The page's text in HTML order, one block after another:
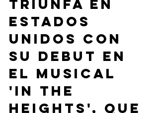
triunfa en
Estados
Unidos con
su debut en
el musical
'In the
Heights', que